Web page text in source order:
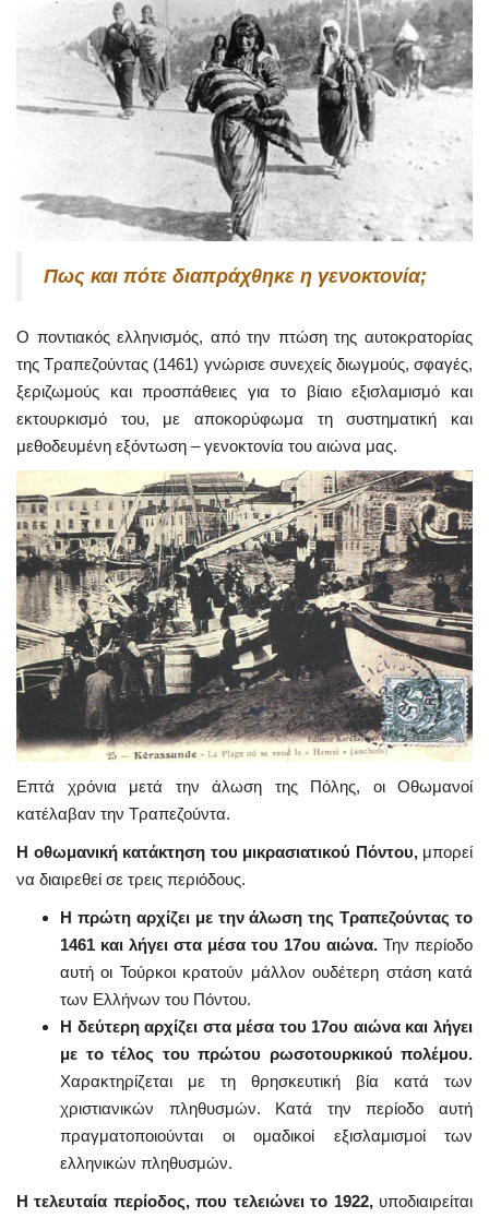
Πως και πότε διαπράχθηκε η γενοκτονία;
Ο ποντιακός ελληνισμός, από την πτώση της αυτοκρατορίας
της Τραπεζούντας (1461) γνώρισε συνεχείς διωγμούς, σφαγές,
ξεριζωμούς και προσπάθειες για το βίαιο εξισλαμισμό και
εκτουρκισμό του, με αποκορύφωμα τη συστηματική και
μεθοδευμένη εξόντωση – γενοκτονία του αιώνα μας.
Επτά χρόνια μετά την άλωση της Πόλης, οι Οθωμανοί
κατέλαβαν την Τραπεζούντα.
Η οθωμανική κατάκτηση του μικρασιατικού Πόντου,μπορεί
να διαιρεθεί σε τρεις περιόδους.
Η πρώτη αρχίζει με την άλωση της Τραπεζούντας το
1461 και λήγει στα μέσα του 17ου αιώνα. Την περίοδο
αυτή οι Τούρκοι κρατούν μάλλον ουδέτερη στάση κατά
των Ελλήνων του Πόντου.
Η δεύτερη αρχίζει στα μέσα του 17ου αιώνα και λήγει
με το τέλος του πρώτου ρωσοτουρκικού πολέμου.
Χαρακτηρίζεται με τη θρησκευτική βία κατά των
χριστιανικών πληθυσμών. Κατά την περίοδο αυτή
πραγματοποιούνται οι ομαδικοί εξισλαμισμοί των
ελληνικών πληθυσμών.
Η τελευταία περίοδος, που τελειώνει το 1922,υποδιαιρείται